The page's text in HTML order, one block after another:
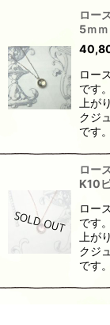
ロー
5ｍ
ロー
です
上が
クジ
です
ロー
K10
ロー
です
上が
クジ
です